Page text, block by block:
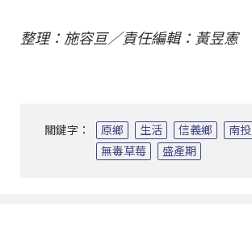
整理：施容亘／責任編輯：黃昱憲
關鍵字： 原鄉 生活 信義鄉
南投
無毒草莓
盛產期